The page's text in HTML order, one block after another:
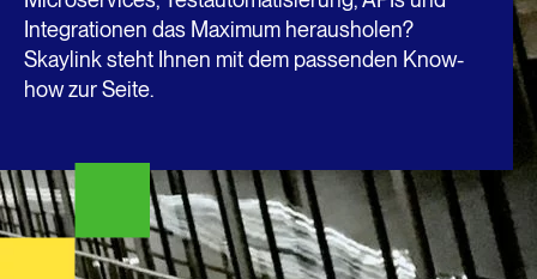
Integrationen das Maximum herausholen?
Skaylink steht Ihnen mit dem passenden Know-
how zur Seite.